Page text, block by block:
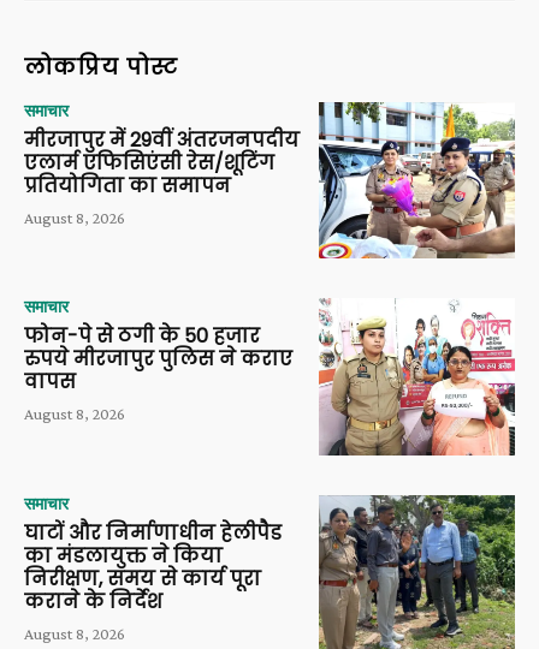
लोकप्रिय पोस्ट
समाचार
मीरजापुर में 29वीं अंतरजनपदीय
एलार्म एफिसिएंसी रेस/शूटिंग
प्रतियोगिता का समापन
August 8, 2026
समाचार
फोन-पे से ठगी के 50 हजार
रुपये मीरजापुर पुलिस ने कराए
वापस
August 8, 2026
समाचार
घाटों और निर्माणाधीन हेलीपैड
का मंडलायुक्त ने किया
निरीक्षण, समय से कार्य पूरा
कराने के निर्देश
August 8, 2026